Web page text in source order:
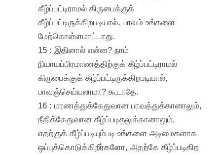
கீழ்ப்பட்டிராமல் கிருபைக்குக்
கீழ்ப்பட்டிருக்கிறபடியால், பாவம் உங்களை
மேற்கொள்ளமாட்டாது.
15 : இதினால் என்ன? நாம்
நியாயப்பிரமாணத்திற்குக் கீழ்ப்பட்டிராமல்
கிருபைக்குக் கீழ்ப்பட்டிருக்கிறபடியால்,
பாவஞ்செய்யலாமா? கூடாதே.
16 : மரணத்துக்கேதுவான பாவத்துக்கானாலும்,
நீதிக்கேதுவான கீழ்ப்படிதலுக்கானாலும்,
எதற்குக் கீழ்ப்படியும்படி உங்களை அடிமைகளாக
ஒப்புக்கொடுக்கிறீர்களோ, அதற்கே கீழ்ப்படிகிற